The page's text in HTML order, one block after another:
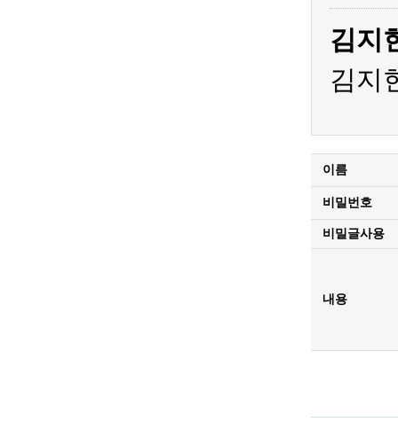
김지
김지
이름
비밀번호
비밀글사용
내용